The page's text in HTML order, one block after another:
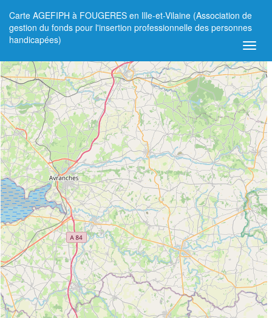
Carte AGEFIPH à FOUGERES en Ille-et-Vilaine (Association de
gestion du fonds pour l'insertion professionnelle des personnes
handicapées)
+
−